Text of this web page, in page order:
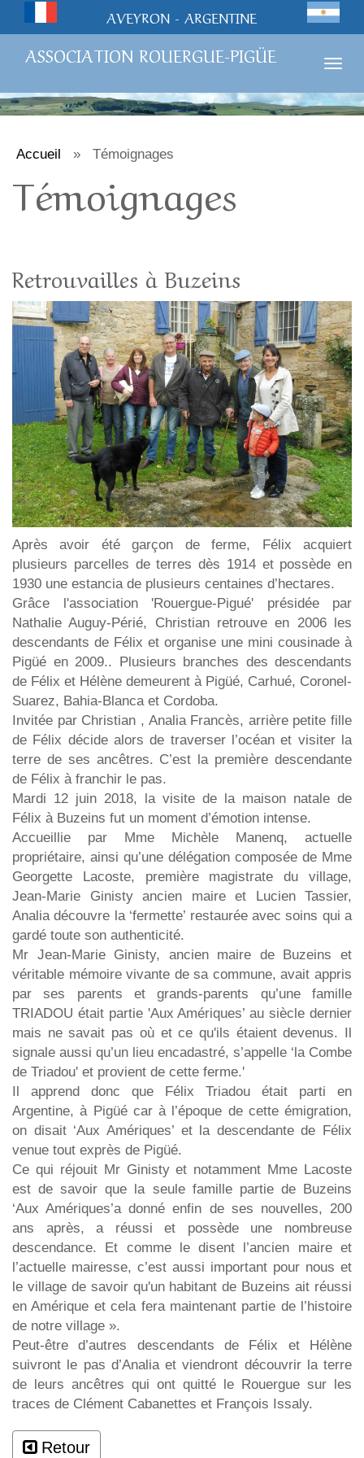
AVEYRON - ARGENTINE
ASSOCIATION ROUERGUE-PIGÜE
Accueil » Témoignages
Témoignages
Retrouvailles à Buzeins
Après avoir été garçon de ferme, Félix acquiert
plusieurs parcelles de terres dès 1914 et possède en
1930 une estancia de plusieurs centaines d’hectares.
Grâce l'association 'Rouergue-Pigué' présidée par
Nathalie Auguy-Périé, Christian retrouve en 2006 les
descendants de Félix et organise une mini cousinade à
Pigüé en 2009.. Plusieurs branches des descendants
de Félix et Hélène demeurent à Pigüé, Carhué, Coronel-
Suarez, Bahia-Blanca et Cordoba.
Invitée par Christian , Analia Francès, arrière petite fille
de Félix décide alors de traverser l’océan et visiter la
terre de ses ancêtres. C’est la première descendante
de Félix à franchir le pas.
Mardi 12 juin 2018, la visite de la maison natale de
Félix à Buzeins fut un moment d’émotion intense.
Accueillie par Mme Michèle Manenq, actuelle
propriétaire, ainsi qu’une délégation composée de Mme
Georgette Lacoste, première magistrate du village,
Jean-Marie Ginisty ancien maire et Lucien Tassier,
Analia découvre la ‘fermette’ restaurée avec soins qui a
gardé toute son authenticité.
Mr Jean-Marie Ginisty, ancien maire de Buzeins et
véritable mémoire vivante de sa commune, avait appris
par ses parents et grands-parents qu’une famille
TRIADOU était partie 'Aux Amériques’ au siècle dernier
mais ne savait pas où et ce qu'ils étaient devenus. Il
signale aussi qu’un lieu encadastré, s’appelle ‘la Combe
de Triadou' et provient de cette ferme.'
Il apprend donc que Félix Triadou était parti en
Argentine, à Pigüé car à l’époque de cette émigration,
on disait ‘Aux Amériques’ et la descendante de Félix
venue tout exprès de Pigüé.
Ce qui réjouit Mr Ginisty et notamment Mme Lacoste
est de savoir que la seule famille partie de Buzeins
‘Aux Amériques’a donné enfin de ses nouvelles, 200
ans après, a réussi et possède une nombreuse
descendance. Et comme le disent l’ancien maire et
l’actuelle mairesse, c’est aussi important pour nous et
le village de savoir qu'un habitant de Buzeins ait réussi
en Amérique et cela fera maintenant partie de l’histoire
de notre village ».
Peut-être d’autres descendants de Félix et Hélène
suivront le pas d’Analia et viendront découvrir la terre
de leurs ancêtres qui ont quitté le Rouergue sur les
traces de Clément Cabanettes et François Issaly.
Retour